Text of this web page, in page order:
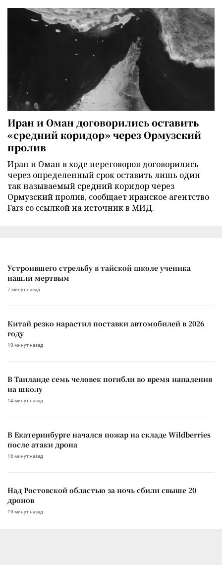
Иран и Оман договорились оставить
«средний коридор» через Ормузский
пролив
Иран и Оман в ходе переговоров договорились
через определенный срок оставить лишь один
так называемый средний коридор через
Ормузский пролив, сообщает иранское агентство
Fars со ссылкой на источник в МИД.
Устроившего стрельбу в тайской школе ученика
нашли мертвым
7 минут назад
Китай резко нарастил поставки автомобилей в 2026
году
10 минут назад
В Таиланде семь человек погибли во время нападения
на школу
14 минут назад
В Екатеринбурге начался пожар на складе Wildberries
после атаки дрона
16 минут назад
Над Ростовской областью за ночь сбили свыше 20
дронов
19 минут назад